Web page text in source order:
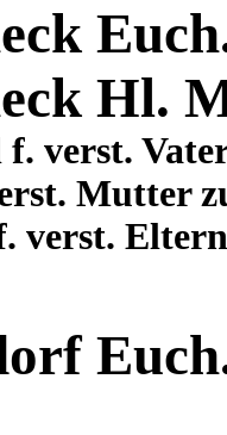
Hl.
verst.
Mutter
verst. Eltern